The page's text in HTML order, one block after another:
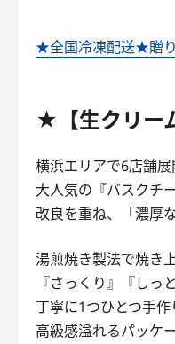
★全国冷凍配送★贈り
★【生クリー
横浜エリアで6店舗展
大人気の『バスクチ
改良を重ね、「濃厚
湯煎焼き製法で焼き
『さっくり』『しっ
丁寧に1つひとつ手
高級感溢れるパッケ